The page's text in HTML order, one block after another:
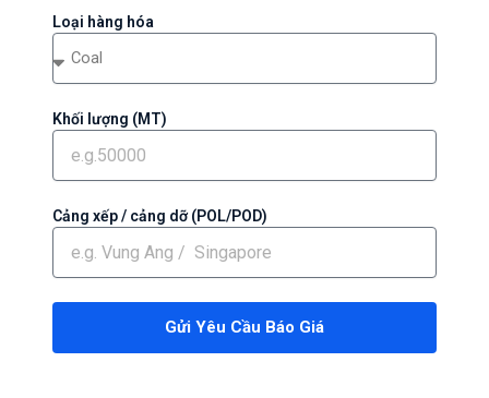
Loại hàng hóa
Khối lượng (MT)
Cảng xếp / cảng dỡ (POL/POD)
Gửi Yêu Cầu Báo Giá